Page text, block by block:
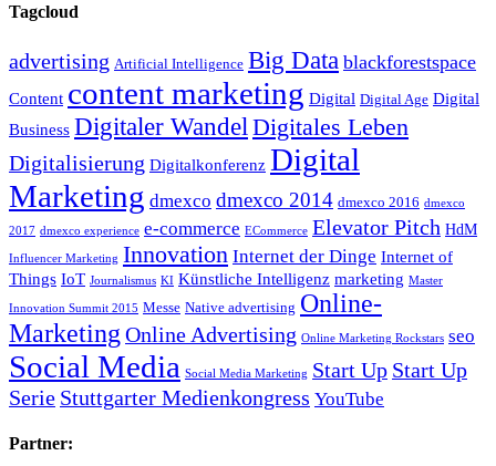
Tagcloud
advertising Artificial Intelligence Big Data blackforestspace
Content content marketing Digital Digital Age Digital
Business Digitaler Wandel Digitales Leben
Digitalisierung Digitalkonferenz Digital
Marketing dmexco dmexco 2014 dmexco 2016 dmexco
2017 dmexco experience e-commerce ECommerce Elevator Pitch HdM
Influencer Marketing Innovation Internet der Dinge Internet of
Things IoT Journalismus KI Künstliche Intelligenz marketing Master
Innovation Summit 2015 Messe Native advertising Online-
Marketing Online Advertising Online Marketing Rockstars seo
Social Media Social Media Marketing Start Up Start Up
Serie Stuttgarter Medienkongress YouTube
Partner: